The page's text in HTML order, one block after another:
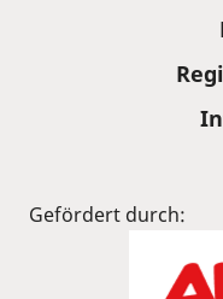
Gefördert durch: